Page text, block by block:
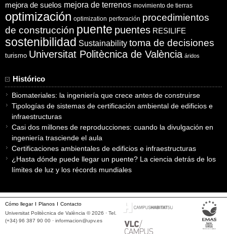
mejora de suelos mejora de terrenos movimiento de tierras
optimización optimization perforación procedimientos
de construcción puente puentes RESILIFE
sostenibilidad Sustainability toma de decisiones
turismo Universitat Politècnica de València áridos
Histórico
Biomateriales: la ingeniería que crece antes de construirse
Tipologías de sistemas de certificación ambiental de edificios e
infraestructuras
Casi dos millones de reproducciones: cuando la divulgación en
ingeniería trasciende el aula
Certificaciones ambientales de edificios e infraestructuras
¿Hasta dónde puede llegar un puente? La ciencia detrás de los
límites de luz y los récords mundiales
Cómo llegar Planos
Contacto
Universitat Politècnica de València © 2026 · Tel.
(+34) 96 387 90 00 · informacion@upv.es